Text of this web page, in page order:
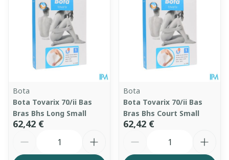
Bota
Bota Tovarix 70/ii Bas
Bras Bhs Long Small
62,42 €
Bota
Bota Tovarix 70/ii Bas
Bras Bhs Court Small
62,42 €